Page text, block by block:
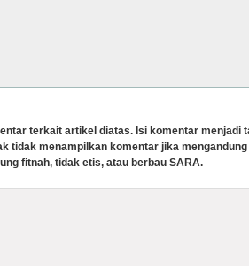
terkait artikel diatas. Isi komentar menjadi
tidak menampilkan komentar jika
fitnah, tidak etis, atau berbau SARA.